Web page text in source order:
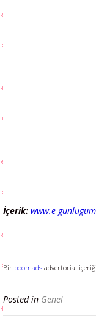
İçerik: www.e-
Bir boomads advertorial
Posted in Genel